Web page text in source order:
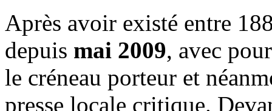
Après avoir existé entre
depuis mai 2009, avec
le créneau porteur et
presse locale critique.